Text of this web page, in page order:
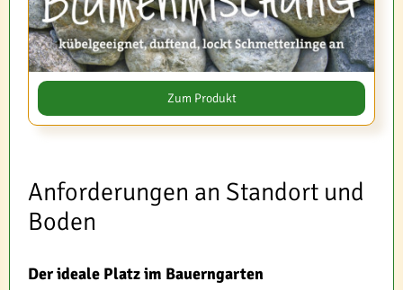
Zum Produkt
Anforderungen an Standort und
Boden
Der ideale Platz im Bauerngarten